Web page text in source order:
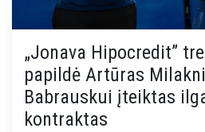
„Jonava Hipocredit”
papildė Artūras
Babrauskui įteiktas
kontraktas